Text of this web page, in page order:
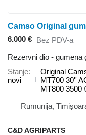
6.000 € Bez PDV-a
Rezervni dio - gumena
Stanje
novi
Original
MT700 30''
MT800 3500
Rumunija,
C&D AGRIPARTS